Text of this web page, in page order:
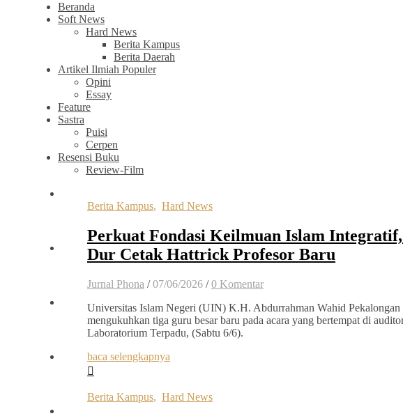
Beranda
Soft News
Hard News
Berita Kampus
Berita Daerah
Artikel Ilmiah Populer
Opini
Essay
Feature
Sastra
Puisi
Cerpen
Resensi Buku
Review-Film
Berita Kampus, Hard News
Perkuat Fondasi Keilmuan Islam
Dur Cetak Hattrick Profesor Baru
Jurnal Phona / 07/06/2026 / 0 Komentar
Universitas Islam Negeri (UIN) K.H. Abdurrahman Wahid Pekalongan
mengukuhkan tiga guru besar baru pada acara yang bertempat di
Laboratorium Terpadu, (Sabtu 6/6).
baca selengkapnya
Berita Kampus, Hard News